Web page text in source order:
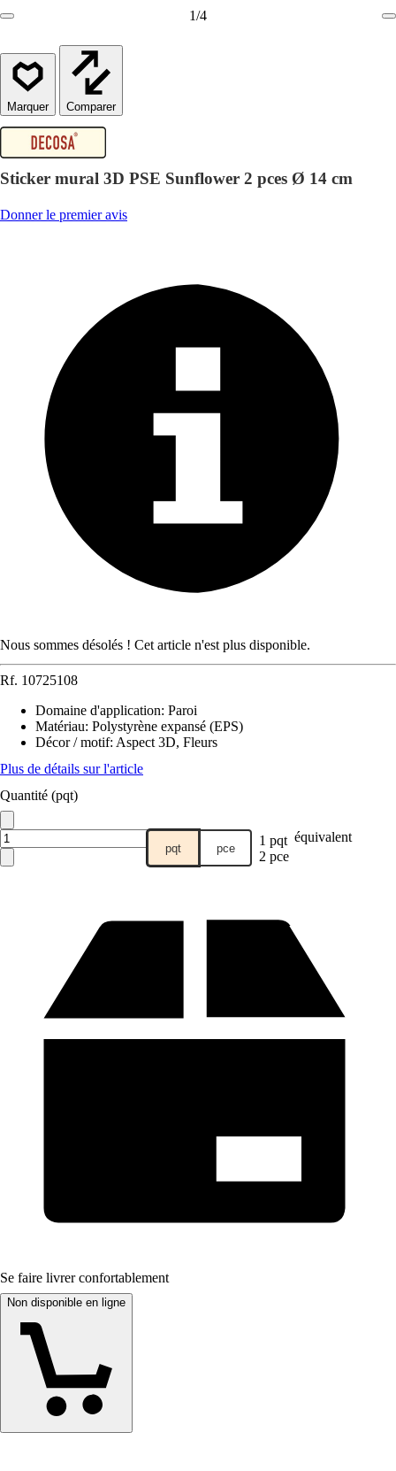
1/4
Comparer
Sticker mural 3D PSE Sunflower 2 pces Ø 14 cm
Donner le premier avis
Nous sommes désolés ! Cet article n'est plus disponible.
Rf. 10725108
Domaine d'application: Paroi
Matériau: Polystyrène expansé (EPS)
Décor / motif: Aspect 3D, Fleurs
Plus de détails sur l'article
Quantité (pqt)
pqt pce 1 pqt équivalent
2 pce
Se faire livrer confortablement
Non disponible en ligne